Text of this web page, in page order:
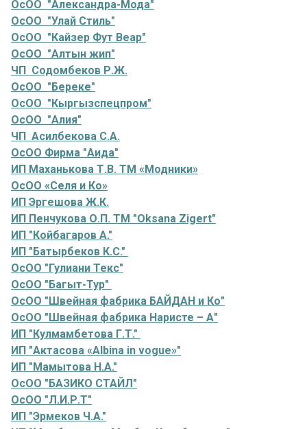
ОсОО "Александра-Мода"
ОсОО "Улай Стиль"
ОсОО "Кайзер Фут Веар"
ОсОО "Алтын жип"
ЧП Содомбеков Р.Ж.
ОсОО "Береке"
ОсОО "Кыргызспецпром"
ОсОО "Алия"
ЧП Асилбекова С.А.
ОсОО Фирма "Аида"
ИП Маханькова Т.В. ТМ «Модники»
ОсОО «Селя и Ко»
ИП Эргешова Ж.К.
ИП Пенчукова О.П. ТМ "Oksana Zigert"
ИП "Койбагаров А."
ИП "Батырбеков К.С."
ОсОО "Гулиани Текс"
ОсОО "Багыт-Тур"
ОсОО "Швейная фабрика БАЙДАН и Ко"
ОсОО "Швейная фабрика Наристе – А"
ИП "Кулмамбетова Г.Т."
ИП "Актасова «Albina in vogue»"
ИП "Мамытова Н.А."
ОсОО "БАЗИКО СТАЙЛ"
ОсОО "Л.И.Р.Т"
ИП "Эрмеков Ч.А."